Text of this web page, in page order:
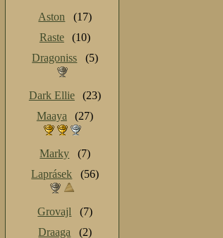
Aston
(17)
Raste
(10)
Dragoniss
(5)
Dark Ellie
(23)
Maaya
(27)
Marky
(7)
Laprásek
(56)
Grovajl
(7)
Draaga
(2)